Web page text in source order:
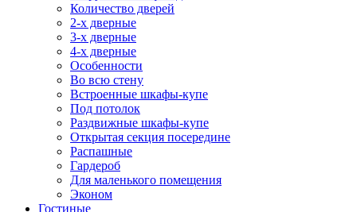
Количество дверей
2-х дверные
3-х дверные
4-х дверные
Особенности
Во всю стену
Встроенные шкафы-купе
Под потолок
Раздвижные шкафы-купе
Открытая секция посередине
Распашные
Гардероб
Для маленького помещения
Эконом
Гостиные